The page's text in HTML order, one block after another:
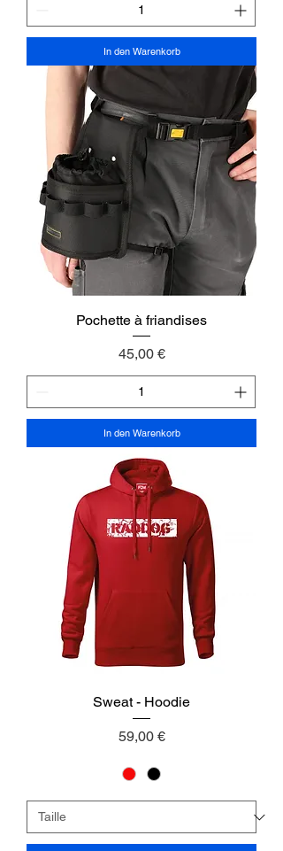
In den Warenkorb
Pochette à friandises
Preis
45,00 €
In den Warenkorb
Sweat - Hoodie
Preis
59,00 €